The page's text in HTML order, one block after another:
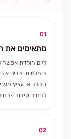
01
מתאימים את
ליום הולדת אפשר
רומנטית ורדים
סחלב או עציץ
לבחור סידור
02